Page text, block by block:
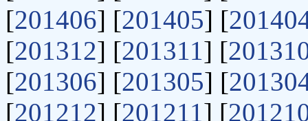
[201406] [201405] [
[201312] [201311 ] [
[201306] [201305] [
[201212] [201211 ] [